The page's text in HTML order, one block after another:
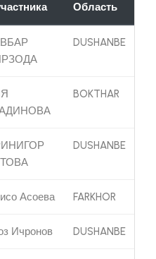
Область
DUSHANBE
BOKTHAR
DUSHANBE
Асоева FARKHOR
Ичронов DUSHANBE